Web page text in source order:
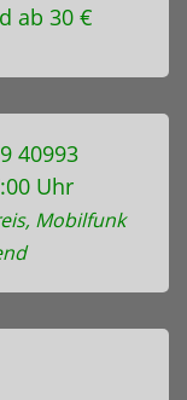
ab 30 €
40993
Uhr
Mobilfunk